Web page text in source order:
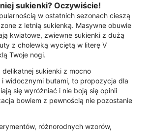
sukienki? Oczywiście!
w ostatnich sezonach cieszą
z letnią sukienką. Masywne obuwie
kwiatowe, zwiewne sukienki z dużą
z cholewką wyciętą w literę V
Twoje nogi.
delikatnej sukienki z mocno
widocznymi butami, to propozycja dla
się wyróżniać i nie boją się opinii
bowiem z pewnością nie pozostanie
różnorodnych wzorów,